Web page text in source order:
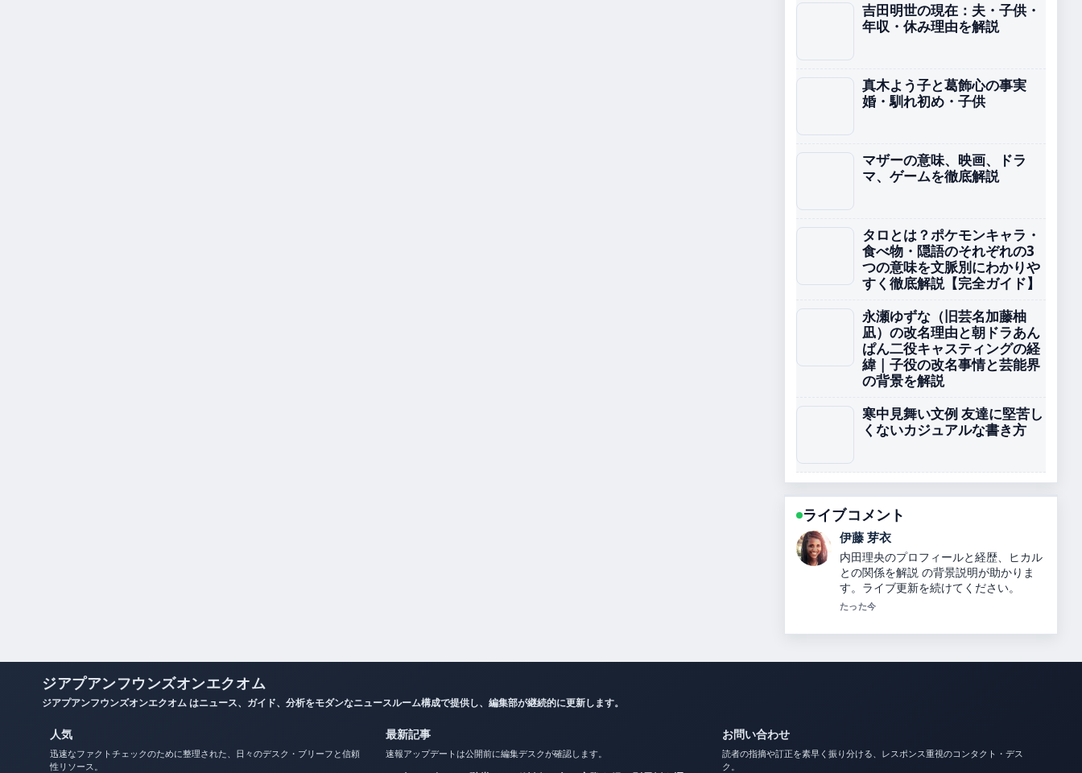
吉田明世の現在：夫・子供・
年収・休み理由を解説
真木よう子と葛飾心の事実
婚・馴れ初め・子供
マザーの意味、映画、ドラ
マ、ゲームを徹底解説
タロとは？ポケモンキャラ・
食べ物・隠語のそれぞれの3
つの意味を文脈別にわかりや
すく徹底解説【完全ガイド】
永瀬ゆずな（旧芸名加藤柚
凪）の改名理由と朝ドラあん
ぱん二役キャスティングの経
緯 | 子役の改名事情と芸能界
の背景を解説
寒中見舞い文例 友達に堅苦し
くないカジュアルな書き方
ライブコメント
鈴木 蒼
坂本花織の結婚相手や引退理由、世界選
手権4連覇、2026年五輪銀メダル、綺麗
になった理由を解説【最新情報】 の報道
は丁寧で、流れを追いやすいです。
ジアプアンフウンズオンエクオム
ジアプアンフウンズオンエクオム はニュース、ガイド、分析をモダンなニュースルーム構成で提供し、編集部が継続的に更新します。
人気
迅速なファクトチェックのために整理された、日々のデスク・ブリーフと信頼
最新記事
速報アップデートは公開前に編集デスクが確認します。
お問い合わせ
読者の指摘や訂正を素早く振り分ける、レスポンス重視のコンタクト・デス